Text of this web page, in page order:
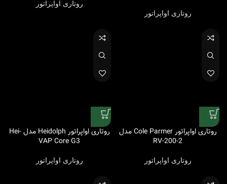
روتاری اواپراتور
روتاری اواپراتور
روتاری اواپراتور Cole Parmer مدل
RV-200-2
روتاری اواپراتور
روتاری اواپراتور Heidolph مدل Hei-
VAP Core G3
روتاری اواپراتور